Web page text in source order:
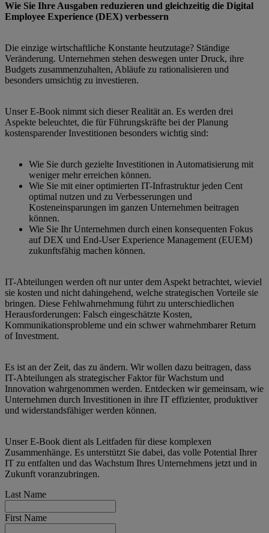
Wie Sie Ihre Ausgaben reduzieren und gleichzeitig die Digital
Employee Experience (DEX) verbessern
Die einzige wirtschaftliche Konstante heutzutage? Ständige
Veränderung. Unternehmen stehen deswegen unter Druck, ihre
Budgets zusammenzuhalten, Abläufe zu rationalisieren und
besonders umsichtig zu investieren.
Unser E-Book nimmt sich dieser Realität an. Es werden drei
Aspekte beleuchtet, die für Führungskräfte bei der Planung
kostensparender Investitionen besonders wichtig sind:
Wie Sie durch gezielte Investitionen in Automatisierung mit
weniger mehr erreichen können.
Wie Sie mit einer optimierten IT-Infrastruktur jeden Cent
optimal nutzen und zu Verbesserungen und
Kosteneinsparungen im ganzen Unternehmen beitragen
können.
Wie Sie Ihr Unternehmen durch einen konsequenten Fokus
auf DEX und End-User Experience Management (EUEM)
zukunftsfähig machen können.
IT-Abteilungen werden oft nur unter dem Aspekt betrachtet, wieviel
sie kosten und nicht dahingehend, welche strategischen Vorteile sie
bringen. Diese Fehlwahrnehmung führt zu unterschiedlichen
Herausforderungen: Falsch eingeschätzte Kosten,
Kommunikationsprobleme und ein schwer wahrnehmbarer Return
of Investment.
Es ist an der Zeit, das zu ändern. Wir wollen dazu beitragen, dass
IT-Abteilungen als strategischer Faktor für Wachstum und
Innovation wahrgenommen werden. Entdecken wir gemeinsam, wie
Unternehmen durch Investitionen in ihre IT effizienter, produktiver
und widerstandsfähiger werden können.
Unser E-Book dient als Leitfaden für diese komplexen
Zusammenhänge. Es unterstützt Sie dabei, das volle Potential Ihrer
IT zu entfalten und das Wachstum Ihres Unternehmens jetzt und in
Zukunft voranzubringen.
Last Name
First Name